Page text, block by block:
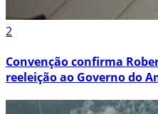
2
Convenção confirma
reeleição ao Governo do